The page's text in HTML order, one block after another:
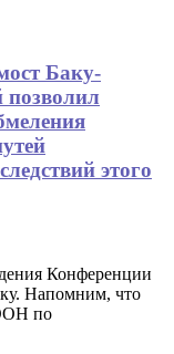
Баку-
этого
Конференции
Напомним, что
по